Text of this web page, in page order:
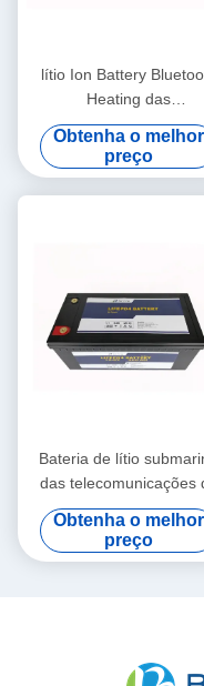
lítio Ion Battery
Heating das
telecomunicações do
de 12V 300Ah
Obtenha o melhor
preço
Bateria de lítio
das telecomunicações
12V 300Ah com
Obtenha o melhor
preço